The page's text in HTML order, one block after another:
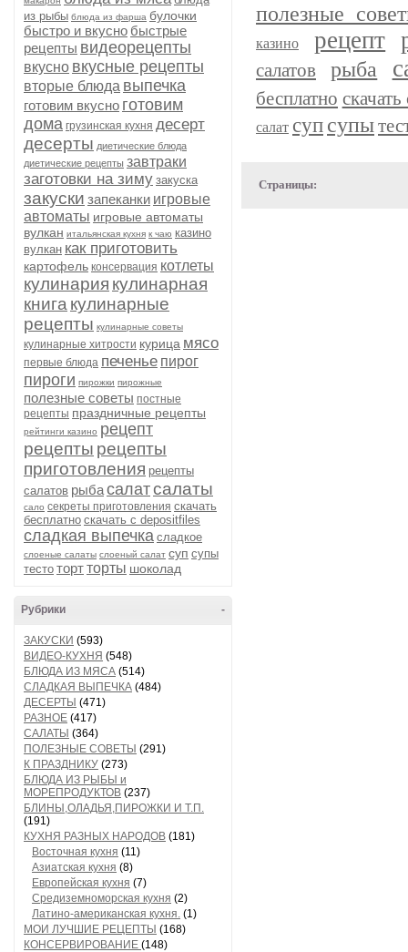
из рыбы блюда из фарша булочки
быстро и вкусно быстрые
рецепты видеорецепты
вкусно вкусные рецепты
вторые блюда выпечка
готовим вкусно готовим
дома грузинская кухня десерт
десерты диетические блюда
диетические рецепты завтраки
заготовки на зиму закуска
закуски запеканки игровые
автоматы игровые автоматы
вулкан итальянская кухня к чаю казино
вулкан как приготовить
картофель консервация котлеты
кулинария кулинарная
книга кулинарные
рецепты кулинарные советы
кулинарные хитрости курица мясо
первые блюда печенье пирог
пироги пирожки пирожные
полезные советы постные
рецепты праздничные рецепты
рейтинги казино рецепт
рецепты рецепты
приготовления рецепты
салатов рыбасалатсалаты
сало секреты приготовления скачать
бесплатно скачать с depositfiles
сладкая выпечка сладкое
слоеные салаты слоеный салат суп супы
тесто тортторты шоколад
-
Рубрики
ЗАКУСКИ (593)
ВИДЕО-КУХНЯ (548)
БЛЮДА ИЗ МЯСА (514)
СЛАДКАЯ ВЫПЕЧКА (484)
ДЕСЕРТЫ (471)
РАЗНОЕ (417)
САЛАТЫ (364)
ПОЛЕЗНЫЕ СОВЕТЫ (291)
К ПРАЗДНИКУ (273)
БЛЮДА ИЗ РЫБЫ и
МОРЕПРОДУКТОВ (237)
БЛИНЫ,ОЛАДЬЯ,ПИРОЖКИ И Т.П.
(191)
КУХНЯ РАЗНЫХ НАРОДОВ (181)
Восточная кухня (11)
Азиатская кухня (8)
Европейская кухня (7)
Средиземноморская кухня (2)
Латино-американская кухня. (1)
МОИ ЛУЧШИЕ РЕЦЕПТЫ (168)
КОНСЕРВИРОВАНИЕ (148)
полезные
казино рецепт
салатов рыба
бесплатно
салат суп супы
Страницы: